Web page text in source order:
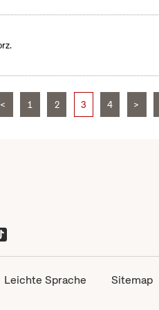
< 1 2 3 4 >
Leichte Sprache Sitemap